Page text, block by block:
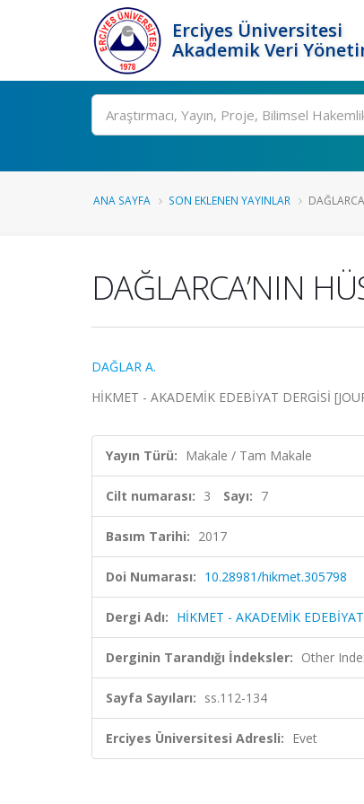
Erciyes Üniversitesi
Akademik Veri
Ara
ANA SAYFA SON EKLENEN YAYINLAR
DAĞLARCA’NIN
DAĞLAR A.
HİKMET - AKADEMİK EDEBİYAT DERGİSİ
Yayın Türü: Makale / Tam Makale
Cilt numarası: 3 Sayı: 7
Basım Tarihi: 2017
Doi Numarası: 10.28981/hikmet.305798
Dergi Adı: HİKMET - AKADEMİK
Derginin Tarandığı İndeksler: Other
Sayfa Sayıları: ss.112-134
Erciyes Üniversitesi Adresli: Evet